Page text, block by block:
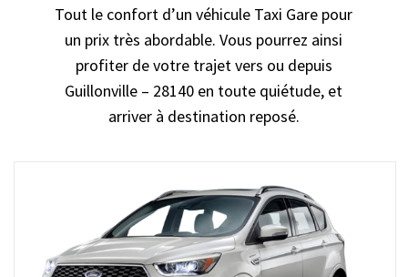
Tout le confort d’un véhicule Taxi Gare pour
un prix très abordable. Vous pourrez ainsi
profiter de votre trajet vers ou depuis
Guillonville – 28140 en toute quiétude, et
arriver à destination reposé.